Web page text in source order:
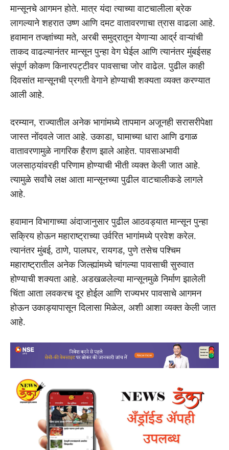
मान्सूनचे आगमन होते. मात्र यंदा त्याच्या वाटचालीला ब्रेक
लागल्याने शहरात उष्ण आणि दमट वातावरणाचा त्रास वाढला आहे.
हवामान तज्ज्ञांच्या मते, अरबी समुद्रातून येणाऱ्या आर्द्र वाऱ्यांची
ताकद वाढल्यानंतर मान्सून पुन्हा वेग घेईल आणि त्यानंतर मुंबईसह
संपूर्ण कोकण किनारपट्टीवर पावसाचा जोर वाढेल. पुढील काही
दिवसांत मान्सूनची प्रगती वेगाने होण्याची शक्यता व्यक्त करण्यात
आली आहे.
दरम्यान, राज्यातील अनेक भागांमध्ये तापमान अजूनही सरासरीपेक्षा
जास्त नोंदवले जात आहे. उकाडा, घामाच्या धारा आणि ढगाळ
वातावरणामुळे नागरिक हैराण झाले आहेत. पावसाअभावी
जलसाठ्यांवरही परिणाम होण्याची भीती व्यक्त केली जात आहे.
त्यामुळे सर्वांचे लक्ष आता मान्सूनच्या पुढील वाटचालीकडे लागले
आहे.
हवामान विभागाच्या अंदाजानुसार पुढील आठवड्यात मान्सून पुन्हा
सक्रिय होऊन महाराष्ट्राच्या उर्वरित भागांमध्ये प्रवेश करेल.
त्यानंतर मुंबई, ठाणे, पालघर, रायगड, पुणे तसेच पश्चिम
महाराष्ट्रातील अनेक जिल्ह्यांमध्ये चांगल्या पावसाची सुरुवात
होण्याची शक्यता आहे. अडखळलेल्या मान्सूनमुळे निर्माण झालेली
चिंता आता लवकरच दूर होईल आणि राज्यभर पावसाचे आगमन
होऊन उकाड्यापासून दिलासा मिळेल, अशी आशा व्यक्त केली जात
आहे.